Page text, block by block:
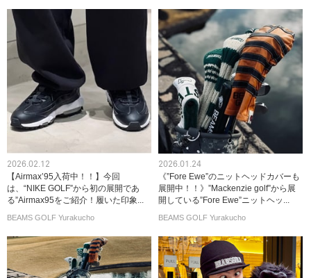
2026.02.12
【Airmax’95入荷中！！】今回
は、“NIKE GOLF”から初の展開であ
る”Airmax95をご紹介！履いた印象...
BEAMS GOLF Yurakucho
2026.01.24
《”Fore Ewe”のニットヘッドカバーも
展開中！！》”Mackenzie golf”から展
開している”Fore Ewe”ニットヘッ...
BEAMS GOLF Yurakucho